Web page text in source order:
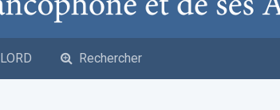
LORD Rechercher